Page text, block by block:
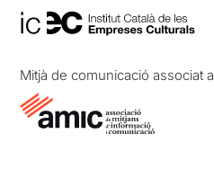
Mitjà de comunicació associat a